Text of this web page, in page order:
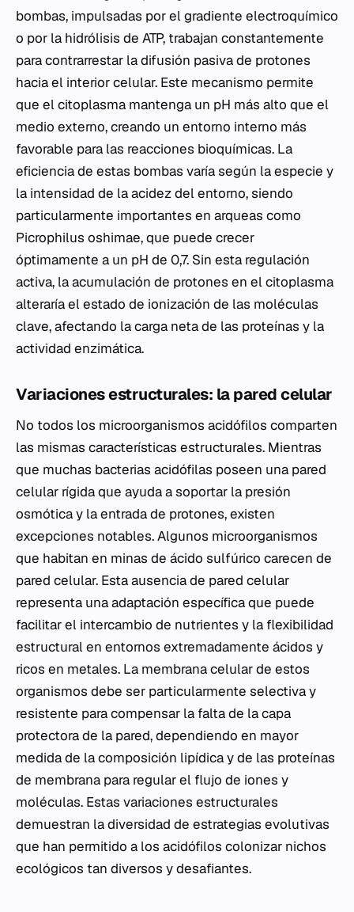
bombas, impulsadas por el gradiente electroquímico
o por la hidrólisis de ATP, trabajan constantemente
para contrarrestar la difusión pasiva de protones
hacia el interior celular. Este mecanismo permite
que el citoplasma mantenga un pH más alto que el
medio externo, creando un entorno interno más
favorable para las reacciones bioquímicas. La
eficiencia de estas bombas varía según la especie y
la intensidad de la acidez del entorno, siendo
particularmente importantes en arqueas como
Picrophilus oshimae, que puede crecer
óptimamente a un pH de 0,7. Sin esta regulación
activa, la acumulación de protones en el citoplasma
alteraría el estado de ionización de las moléculas
clave, afectando la carga neta de las proteínas y la
actividad enzimática.
Variaciones estructurales: la pared celular
No todos los microorganismos acidófilos comparten
las mismas características estructurales. Mientras
que muchas bacterias acidófilas poseen una pared
celular rígida que ayuda a soportar la presión
osmótica y la entrada de protones, existen
excepciones notables. Algunos microorganismos
que habitan en minas de ácido sulfúrico carecen de
pared celular. Esta ausencia de pared celular
representa una adaptación específica que puede
facilitar el intercambio de nutrientes y la flexibilidad
estructural en entornos extremadamente ácidos y
ricos en metales. La membrana celular de estos
organismos debe ser particularmente selectiva y
resistente para compensar la falta de la capa
protectora de la pared, dependiendo en mayor
medida de la composición lipídica y de las proteínas
de membrana para regular el flujo de iones y
moléculas. Estas variaciones estructurales
demuestran la diversidad de estrategias evolutivas
que han permitido a los acidófilos colonizar nichos
ecológicos tan diversos y desafiantes.